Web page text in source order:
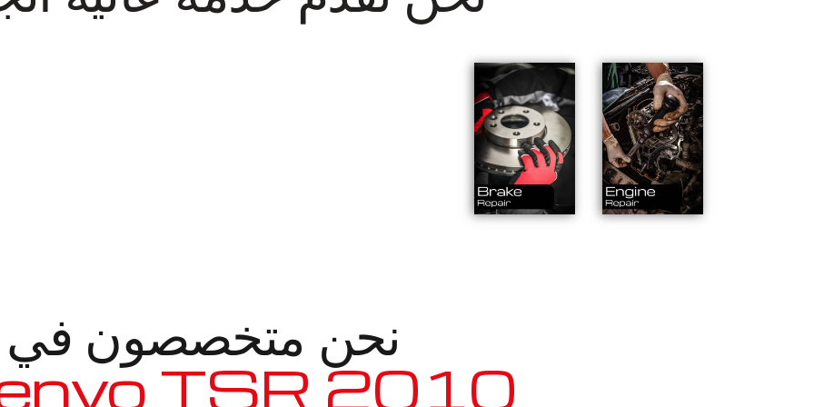
نحن متخصصون في
2010 Zenvo TSR-S